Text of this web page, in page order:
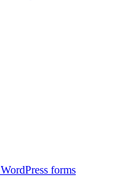
WordPress forms